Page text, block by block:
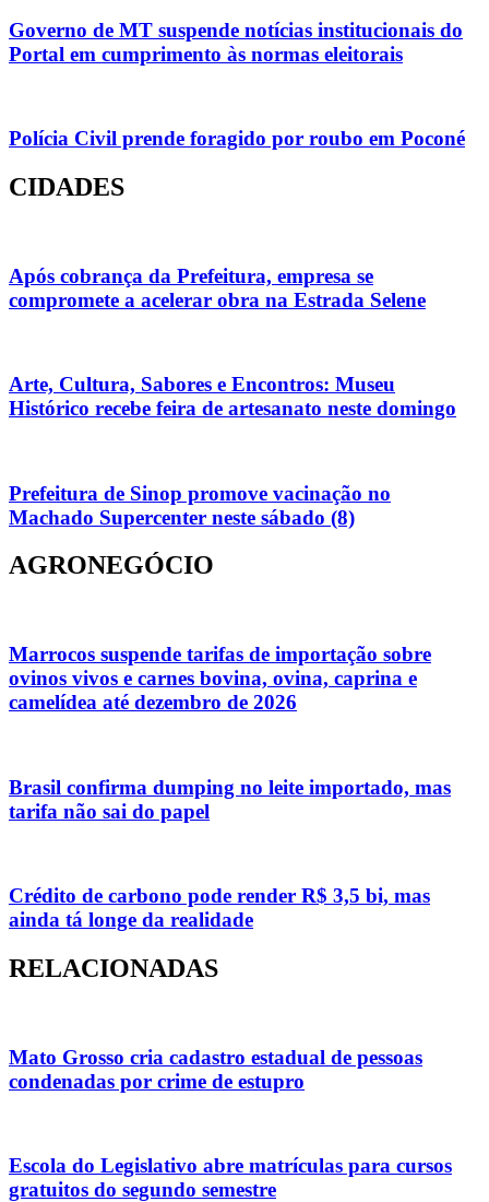
Governo de MT suspende notícias institucionais do
Portal em cumprimento às normas eleitorais
Polícia Civil prende foragido por roubo em Poconé
CIDADES
Após cobrança da Prefeitura, empresa se
compromete a acelerar obra na Estrada Selene
Arte, Cultura, Sabores e Encontros: Museu
Histórico recebe feira de artesanato neste domingo
Prefeitura de Sinop promove vacinação no
Machado Supercenter neste sábado (8)
AGRONEGÓCIO
Marrocos suspende tarifas de importação sobre
ovinos vivos e carnes bovina, ovina, caprina e
camelídea até dezembro de 2026
Brasil confirma dumping no leite importado, mas
tarifa não sai do papel
Crédito de carbono pode render R$ 3,5 bi, mas
ainda tá longe da realidade
RELACIONADAS
Mato Grosso cria cadastro estadual de pessoas
condenadas por crime de estupro
Escola do Legislativo abre matrículas para cursos
gratuitos do segundo semestre